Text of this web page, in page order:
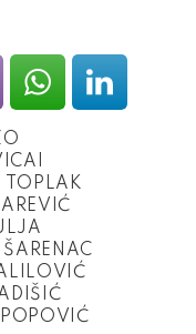
TOPLAK